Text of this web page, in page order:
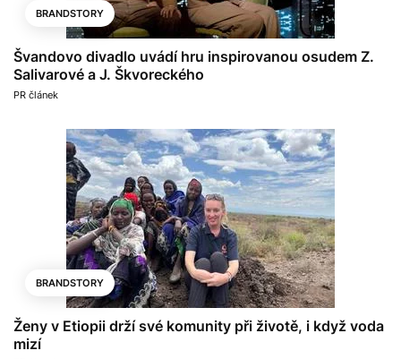
BRANDSTORY
Švandovo divadlo uvádí hru inspirovanou osudem Z.
Salivarové a J. Škvoreckého
PR článek
BRANDSTORY
Ženy v Etiopii drží své komunity při životě, i když voda
mizí